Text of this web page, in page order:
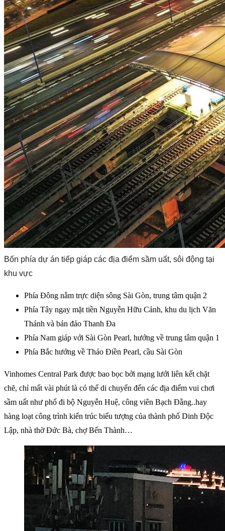
Bốn phía dự án tiếp giáp các địa điểm sầm uất, sôi động tại
khu vực
Phía Đông nằm trực diện sông Sài Gòn, trung tâm quận 2
Phía Tây ngay mặt tiền Nguyễn Hữu Cảnh, khu du lịch Văn
Thánh và bán đảo Thanh Đa
Phía Nam giáp với Sài Gòn Pearl, hướng về trung tâm quận 1
Phía Bắc hướng về Thảo Điền Pearl, cầu Sài Gòn
Vinhomes Central Park được bao bọc bởi mạng lưới liên kết chặt
chẽ, chỉ mất vài phút là có thể di chuyển đến các địa điểm vui chơi
sầm uất như phố đi bộ Nguyễn Huệ, công viên Bạch Đằng..hay
hàng loạt công trình kiến trúc biểu tượng của thành phố Dinh Độc
Lập, nhà thờ Đức Bà, chợ Bến Thành…